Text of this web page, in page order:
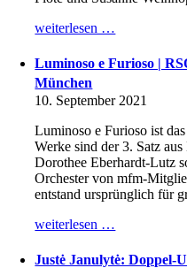
weiterlesen …
Luminoso e Furioso |
München
10. September 2021
Luminoso e Furioso ist
Werke sind der 3. Satz
Dorothee Eberhardt-Lutz
Orchester von mfm-
entstand ursprünglich für
weiterlesen …
Justė Janulytė: Doppel-